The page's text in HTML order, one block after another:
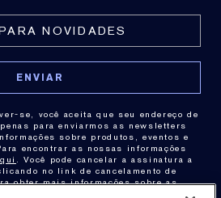
testado
de lentes de contato
se, você aceita que seu endereço de
para enviarmos as newsletters
sobre produtos, eventos e
encontrar as nossas informações
. Você pode cancelar a assinatura a
no link de cancelamento de
obter mais informações sobre as